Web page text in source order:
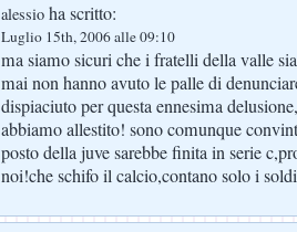
alessio ha scritto:
Luglio 15th, 2006 alle 09:10
ma siamo sicuri che i fratelli della valle
mai non hanno avuto le palle di
dispiaciuto per questa ennesima
abbiamo allestito! sono comunque
posto della juve sarebbe finita in serie
noi!che schifo il calcio,contano solo i